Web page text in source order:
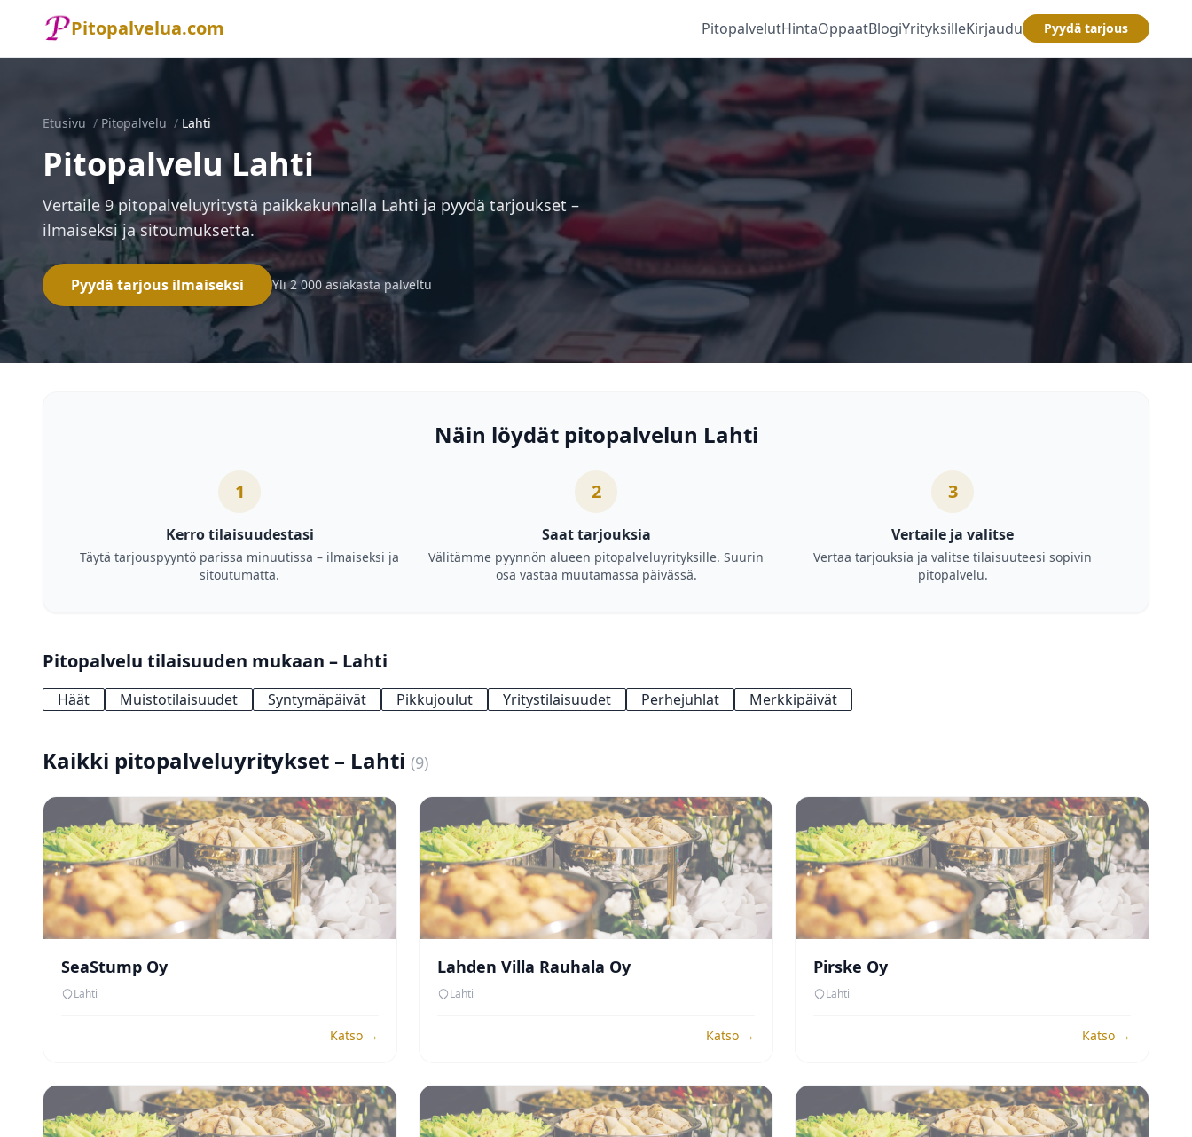
Pitopalvelua.com PitopalvelutHintaOppaatBlogiYrityksilleKirjaudu Pyydä tarjous
Etusivu / Pitopalvelu / Lahti
Pitopalvelu Lahti
Vertaile 9 pitopalveluyritystä paikkakunnalla Lahti ja pyydä tarjoukset –
ilmaiseksi ja sitoumuksetta.
Pyydä tarjous ilmaiseksi Yli 2 000 asiakasta palveltu
Näin löydät pitopalvelun Lahti
1
Kerro tilaisuudestasi
Täytä tarjouspyyntö parissa minuutissa – ilmaiseksi ja
sitoutumatta.
2
Saat tarjouksia
Välitämme pyynnön alueen pitopalveluyrityksille. Suurin
osa vastaa muutamassa päivässä.
3
Vertaile ja valitse
Vertaa tarjouksia ja valitse tilaisuuteesi sopivin
pitopalvelu.
Pitopalvelu tilaisuuden mukaan – Lahti
Häät Muistotilaisuudet Syntymäpäivät Pikkujoulut Yritystilaisuudet Perhejuhlat Merkkipäivät
Kaikki pitopalveluyritykset – Lahti (9)
SeaStump Oy
Lahti
Katso →
Lahden Villa Rauhala Oy
Lahti
Katso →
Pirske Oy
Lahti
Katso →